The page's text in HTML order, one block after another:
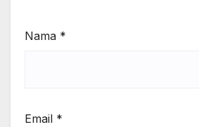
Nama *
Email *